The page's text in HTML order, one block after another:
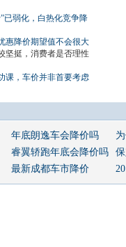
已弱化，白热化竞争降
惠降价期望值不会很大
坚挺，消费者是否理性
课，车价并非首要考虑
年底朗逸车会降价吗
睿翼轿跑年底会降价吗
最新成都车市降价